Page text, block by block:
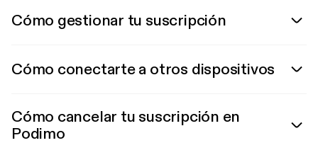
Cómo gestionar tu suscripción
Cómo conectarte a otros dispositivos
Cómo cancelar tu suscripción en
Podimo